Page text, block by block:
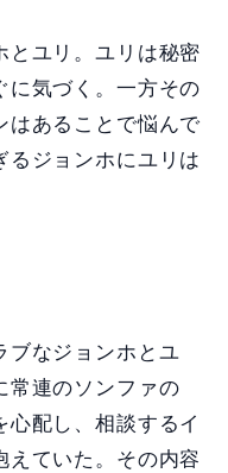
とユリ。ユリは秘密
に気づく。一方その
はあることで悩んで
るジョンホにユリは
ブなジョンホとユ
常連のソンファの
配し、相談するイ
えていた。その内容